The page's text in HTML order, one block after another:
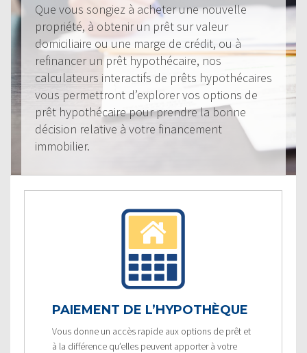
Que vous songiez à acheter une nouvelle
propriété, à obtenir un prêt sur valeur
domiciliaire ou une marge de crédit, ou à
refinancer un prêt hypothécaire, nos
calculateurs interactifs de prêts hypothécaires
vous permettront d’explorer vos options de
prêt hypothécaire pour prendre la bonne
décision relative à votre financement
immobilier.
PAIEMENT DE L’HYPOTHÈQUE
Vous donne un accès rapide aux options de prêt et
à la différence qu’elles peuvent apporter à votre